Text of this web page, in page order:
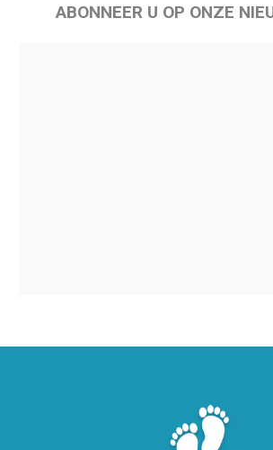
ABONNEER U OP ONZE